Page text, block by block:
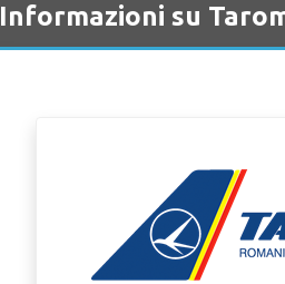
Informazioni su